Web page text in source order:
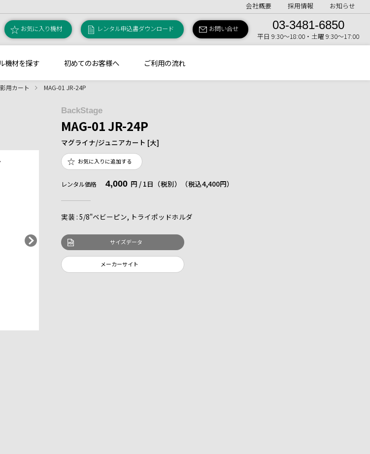
会社概要 採用情報 お知らせ
お気に入り機材 レンタル申込書ダウンロード お問い合せ 03-3481-6850
平日 9:30〜18:00・土曜 9:30〜17:00
機材を探す 初めてのお客様へ ご利用の流れ
用カート MAG-01 JR-24P
BackStage
MAG-01 JR-24P
マグライナ/ジュニアカート [大]
お気に入りに追加する
レンタル価格 4,000 円 / 1日（税別） （税込4,400円）
実装 : 5/8"ベビーピン, トライポッドホルダ
サイズデータ
メーカーサイト